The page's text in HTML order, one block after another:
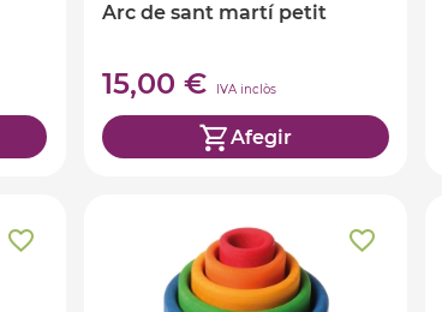
Arc de sant martí petit
15,00 € IVA inclòs
Afegir